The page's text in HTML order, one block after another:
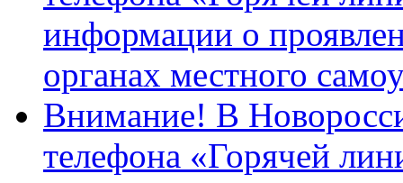
информации о
органах местного
Внимание! В
телефона «Горячей